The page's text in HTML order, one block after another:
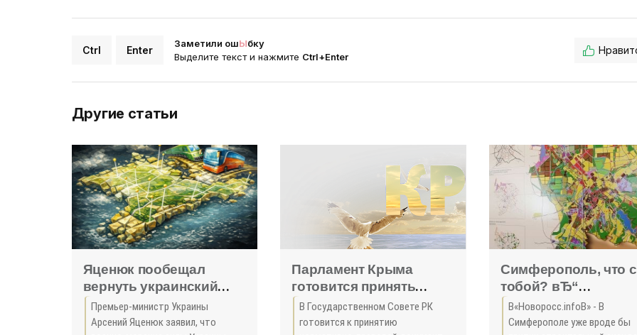
Ctrl Enter
Заметили ошЫбку
Выделите текст и нажмите Ctrl+Enter
Другие статьи
Яценюк пообещал
вернуть украинский
флот в Крым - «Новости
Крыма»
Премьер-министр Украины
Арсений Яценюк заявил, что
Парламент Крыма
готовится принять
временный порядок
постановки
В Государственном Совете РК
готовится к принятию
Симферополь, что с
тобой? вЂ“
размышления о
расширении и
В«Новоросс.infoВ» - В
Симферополе уже вроде бы